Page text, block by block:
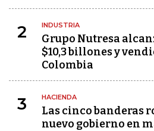
2 INDUSTRIA
Grupo Nutresa
$10,3 billones y
Colombia
3 HACIENDA
Las cinco banderas
nuevo gobierno en